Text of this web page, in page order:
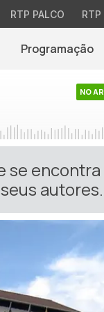
RTP PALCO RTP
Programação
NO AR
se encontra
autores.